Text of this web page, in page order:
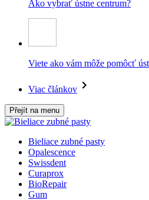
Ako vybrať ústne centrum?
Viete ako vám môže pomôcť
Viac článkov
Přejít na menu
Bieliace zubné pasty
Opalescence
Swissdent
Curaprox
BioRepair
Gum